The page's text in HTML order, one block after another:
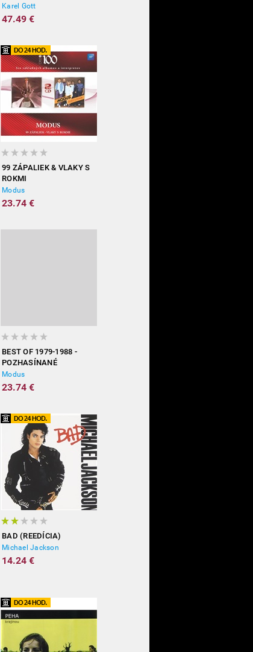
(3CD)
Karel Gott
47.49 €
99 ZÁPALIEK & VLAKY S
ROKMI
Modus
23.74 €
BEST OF 1979-1988 -
POZHASÍNANÉ
Modus
23.74 €
BAD (REEDÍCIA)
Michael Jackson
14.24 €